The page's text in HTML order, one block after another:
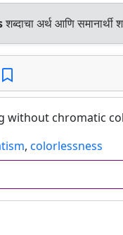
शब्दाचा अर्थ आणि समानार्थी
without chromatic
, colorlessness